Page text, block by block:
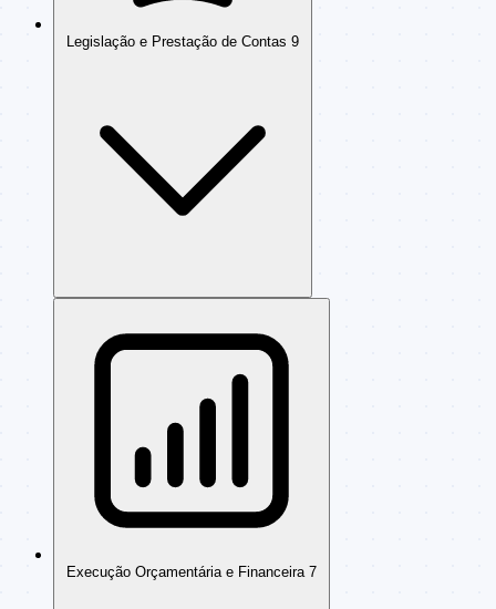
Legislação e Prestação de Contas 9
Execução Orçamentária e Financeira 7